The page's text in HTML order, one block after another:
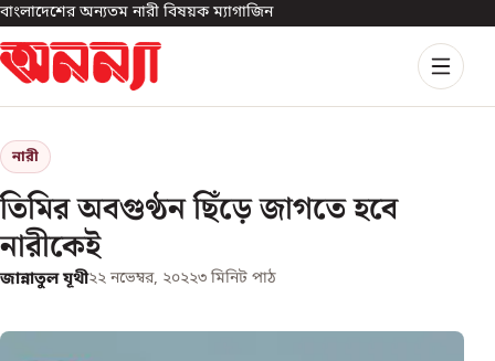
বাংলাদেশের অন্যতম নারী বিষয়ক ম্যাগাজিন
নারী
তিমির অবগুণ্ঠন ছিঁড়ে জাগতে হবে
নারীকেই
জান্নাতুল যূথী২২ নভেম্বর, ২০২২৩ মিনিট পাঠ